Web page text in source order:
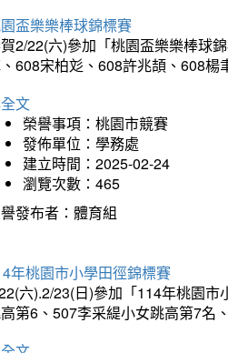
盃樂樂棒球錦標賽
2/22(六)參加「桃園盃樂樂棒球
608宋柏彣、608許兆頡、608
文
榮譽事項：桃園市競賽
發佈單位：學務處
建立時間：2025-02-24
瀏覽次數：465
發布者：體育組
年桃園市小學田徑錦標賽
六).2/23(日)參加「114年桃園
第6、507李采緹小女跳高第7名